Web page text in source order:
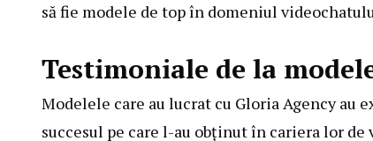
să fie modele de top în domeniul
Testimoniale de la
Modelele care au lucrat cu Gloria Agency
succesul pe care l-au obținut în cariera lor de